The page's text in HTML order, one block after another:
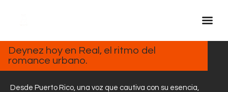
Inicio Real FM
2025
Deynez hoy en Real, el ritmo del
romance urbano.
Desde Puerto Rico, una voz que cautiva con su esencia,